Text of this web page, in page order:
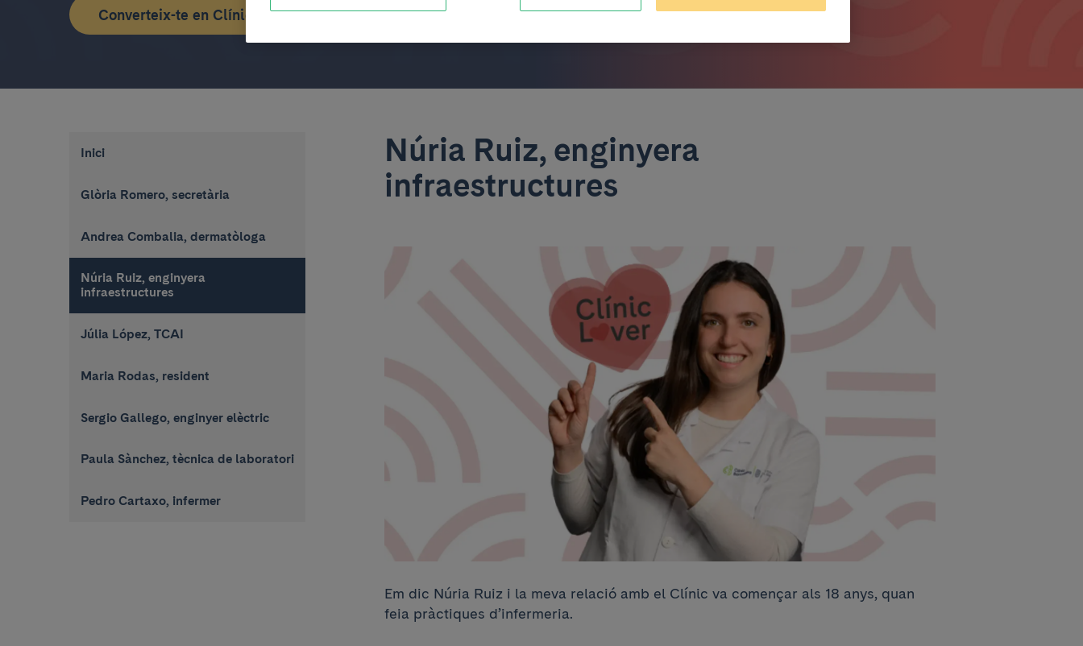
Converteix-te en ClínicLover!
Inici
Glòria Romero, secretària
Andrea Combalia, dermatòloga
Núria Ruiz, enginyera
infraestructures
Júlia López, TCAI
Maria Rodas, resident
Sergio Gallego, enginyer elèctric
Paula Sànchez, tècnica de laboratori
Pedro Cartaxo, infermer
Núria Ruiz, enginyera
infraestructures
Em dic Núria Ruiz i la meva relació amb el Clínic va començar als 18 anys, quan
feia pràctiques d’infermeria.